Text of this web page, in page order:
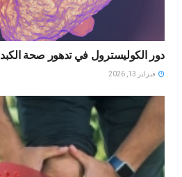
دور الكوليسترول في تدهور صحة الكبد
فبراير 13, 2026